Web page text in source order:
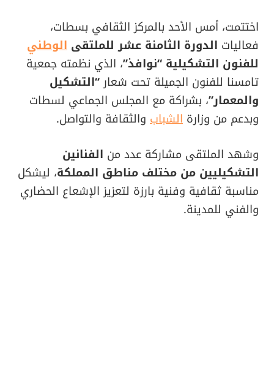
اختتمت، أمس الأحد بالمركز الثقافي بسطات،
فعاليات الدورة الثامنة عشر للملتقى الوطني
للفنون التشكيلية “نوافذ”، الذي نظمته جمعية
تامسنا للفنون الجميلة تحت شعار“التشكيل
والمعمار”، بشراكة مع المجلس الجماعي لسطات
وبدعم من وزارة الشباب والثقافة والتواصل.
وشهد الملتقى مشاركة عدد من الفنانين
التشكيليين من مختلف مناطق المملكة، ليشكل
مناسبة ثقافية وفنية بارزة لتعزيز الإشعاع الحضاري
والفني للمدينة.